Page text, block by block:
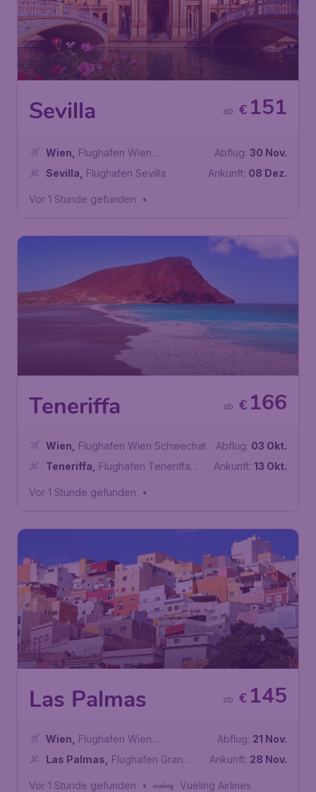
Sevilla € 151
ab
Wien
Flughafen Wien
Schwechat
Sevilla Flughafen Sevilla
Abflug: 30 Nov.
Ankunft: 08 Dez.
Vor 1 Stunde gefunden •
Teneriffa € 166
ab
Wien
Flughafen Wien Schwechat
Teneriffa
Flughafen Teneriffa
Abflug: 03 Okt.
Ankunft: 13 Okt.
Vor 1 Stunde gefunden •
Las Palmas € 145
ab
Wien
Flughafen Wien
Schwechat
Las Palmas
Flughafen Gran
Abflug: 21 Nov.
Ankunft: 28 Nov.
Vor 1 Stunde gefunden • Vueling Airlines